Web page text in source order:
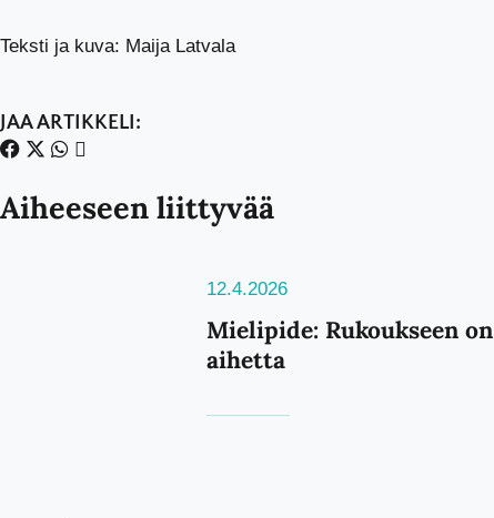
Teksti ja kuva: Maija Latvala
JAA ARTIKKELI:
Aiheeseen liittyvää
12.4.2026
Mielipide: Rukoukseen on
aihetta